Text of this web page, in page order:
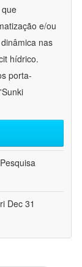
e/ou
nas
hídrico.
porta-
Dec 31